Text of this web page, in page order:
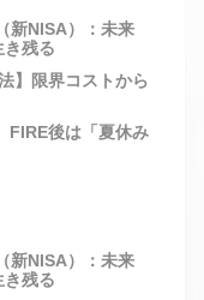
新NISA）：未来
き残る
】限界コストから
FIRE後は「夏休み
新NISA）：未来
き残る